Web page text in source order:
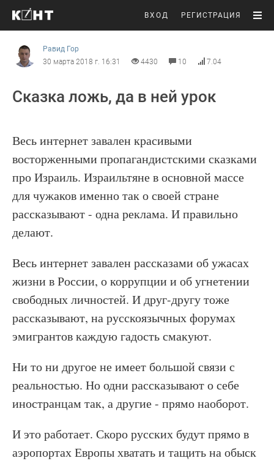
ВХОД РЕГИСТРАЦИЯ
Равид Гор
30 марта 2018 г. 16:31
4430 10 7.04
Сказка ложь, да в ней урок
Весь интернет завален красивыми
восторженными пропагандистскими сказками
про Израиль. Израильтяне в основной массе
для чужаков именно так о своей стране
рассказывают - одна реклама. И правильно
делают.
Весь интернет завален рассказами об ужасах
жизни в России, о коррупции и об угнетении
свободных личностей. И друг-другу тоже
рассказывают, на русскоязычных форумах
эмигрантов каждую гадость смакуют.
Ни то ни другое не имеет большой связи с
реальностью. Но одни рассказывают о себе
иностранцам так, а другие - прямо наоборот.
И это работает. Скоро русских будут прямо в
аэропортах Европы хватать и тащить на обыск